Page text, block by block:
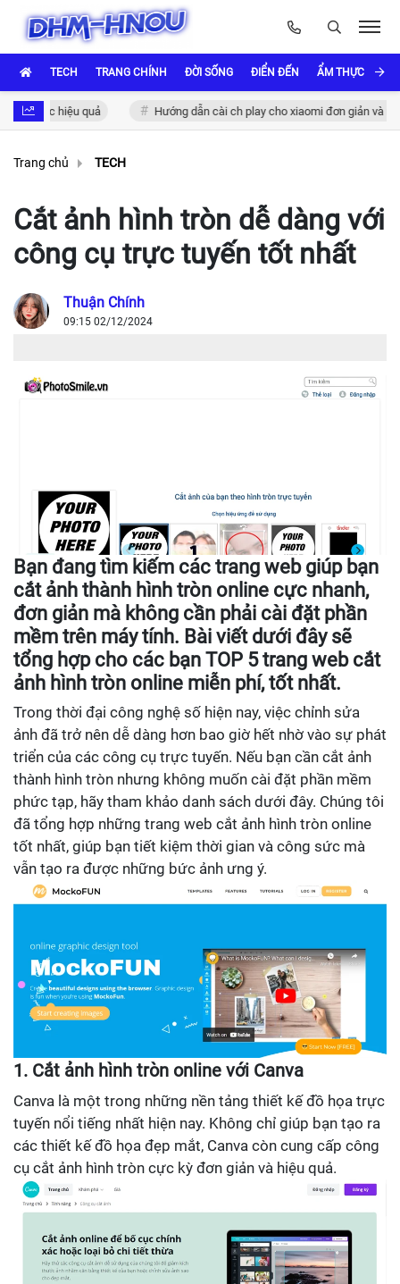
TECH TRANG CHÍNH ĐỜI SỐNG ĐIỂN ĐẾN ẨM THỰC VÀ
thực hiệu quả Hướng dẫn cài ch play cho xiaomi đơn giản và nhanh
Trang chủ TECH
Cắt ảnh hình tròn dễ dàng với
công cụ trực tuyến tốt nhất
Thuận Chính
09:15 02/12/2024
Bạn đang tìm kiếm các trang web giúp bạn
cắt ảnh thành hình tròn online cực nhanh,
đơn giản mà không cần phải cài đặt phần
mềm trên máy tính. Bài viết dưới đây sẽ
tổng hợp cho các bạn TOP 5 trang web cắt
ảnh hình tròn online miễn phí, tốt nhất.
Trong thời đại công nghệ số hiện nay, việc chỉnh sửa
ảnh đã trở nên dễ dàng hơn bao giờ hết nhờ vào sự phát
triển của các công cụ trực tuyến. Nếu bạn cần cắt ảnh
thành hình tròn nhưng không muốn cài đặt phần mềm
phức tạp, hãy tham khảo danh sách dưới đây. Chúng tôi
đã tổng hợp những trang web cắt ảnh hình tròn online
tốt nhất, giúp bạn tiết kiệm thời gian và công sức mà
vẫn tạo ra được những bức ảnh ưng ý.
1. Cắt ảnh hình tròn online với Canva
Canva là một trong những nền tảng thiết kế đồ họa trực
tuyến nổi tiếng nhất hiện nay. Không chỉ giúp bạn tạo ra
các thiết kế đồ họa đẹp mắt, Canva còn cung cấp công
cụ cắt ảnh hình tròn cực kỳ đơn giản và hiệu quả.